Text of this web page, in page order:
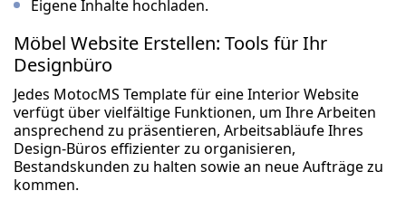
Eigene Inhalte hochladen.
Möbel Website Erstellen: Tools für Ihr
Designbüro
Jedes MotocMS Template für eine Interior Website
verfügt über vielfältige Funktionen, um Ihre Arbeiten
ansprechend zu präsentieren, Arbeitsabläufe Ihres
Design-Büros effizienter zu organisieren,
Bestandskunden zu halten sowie an neue Aufträge zu
kommen.